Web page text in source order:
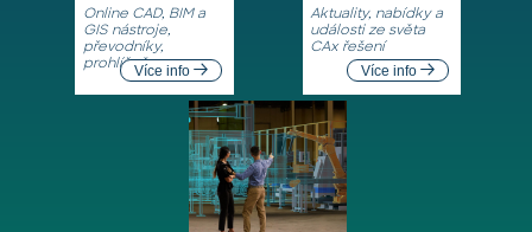
Online CAD, BIM a
GIS nástroje,
převodníky,
prohlížečeVíce info
Aktuality, nabídky a
události ze světa
CAx řešení
Více info